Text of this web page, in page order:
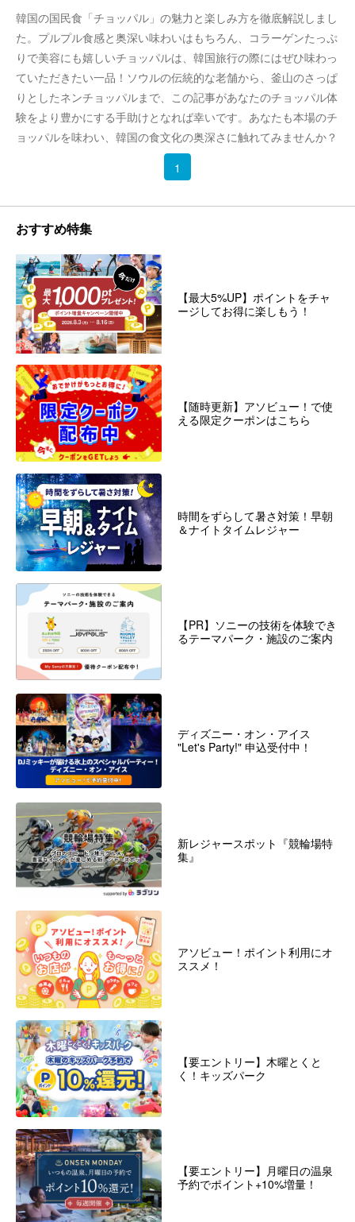
韓国の国民食「チョッパル」の魅力と楽しみ方を徹底解説しまし
た。プルプル食感と奥深い味わいはもちろん、コラーゲンたっぷ
りで美容にも嬉しいチョッパルは、韓国旅行の際にはぜひ味わっ
ていただきたい一品！ソウルの伝統的な老舗から、釜山のさっぱ
りとしたネンチョッパルまで、この記事があなたのチョッパル体
験をより豊かにする手助けとなれば幸いです。あなたも本場のチ
ョッパルを味わい、韓国の食文化の奥深さに触れてみませんか？
1
おすすめ特集
【最大5%UP】ポイントをチャ
ージしてお得に楽しもう！
【随時更新】アソビュー！で使
える限定クーポンはこちら
時間をずらして暑さ対策！早朝
＆ナイトタイムレジャー
【PR】ソニーの技術を体験でき
るテーマパーク・施設のご案内
ディズニー・オン・アイス
"Let's Party!" 申込受付中！
新レジャースポット『競輪場特
集』
アソビュー！ポイント利用にオ
ススメ！
【要エントリー】木曜とくと
く！キッズパーク
【要エントリー】月曜日の温泉
予約でポイント+10%増量！